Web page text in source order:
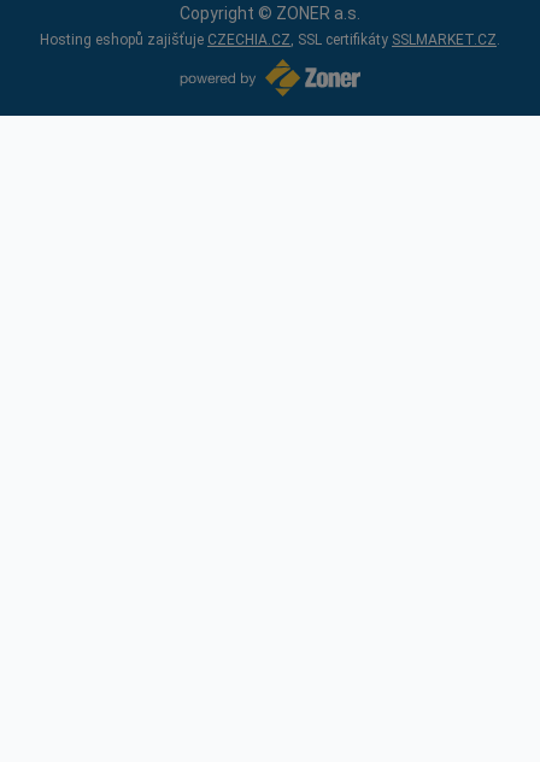
Copyright © ZONER a.s.
Hosting eshopů zajišťuje CZECHIA.CZ, SSL certifikáty SSLMARKET.CZ.